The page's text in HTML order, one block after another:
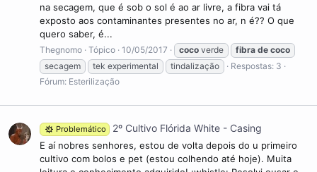
na secagem, que é sob o sol é ao ar livre, a fibra vai tá
exposto aos contaminantes presentes no ar, n é?? O que
quero saber, é...
Thegnomo Tópico 10/05/2017 coco verde fibra de coco
secagem
tek experimental tindalização
Respostas: 3
Fórum: Esterilização
Problemático 2º Cultivo Flórida White - Casing
E aí nobres senhores, estou de volta depois do u primeiro
cultivo com bolos e pet (estou colhendo até hoje). Muita